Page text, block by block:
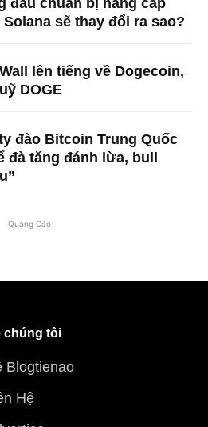
sẽ thay đổi ra sao?
lên tiếng về Dogecoin,
DOGE
đào Bitcoin Trung Quốc
đà tăng đánh lừa, bull
Quảng Cáo
chúng tôi
Blogtienao
Hệ